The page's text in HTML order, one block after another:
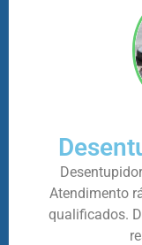
Atendimento
qualificados.